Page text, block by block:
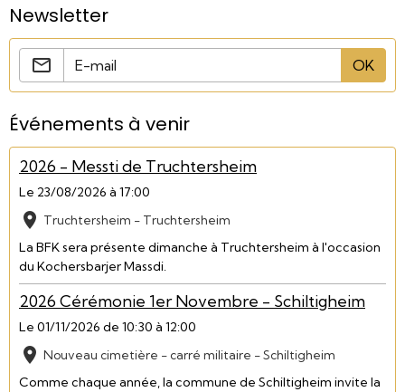
Newsletter
OK
Événements à venir
2026 - Messti de Truchtersheim
Le 23/08/2026 à 17:00
Truchtersheim - Truchtersheim
La BFK sera présente dimanche à Truchtersheim à l'occasion
du Kochersbarjer Massdi.
2026 Cérémonie 1er Novembre - Schiltigheim
Le 01/11/2026 de 10:30 à 12:00
Nouveau cimetière - carré militaire - Schiltigheim
Comme chaque année, la commune de Schiltigheim invite la